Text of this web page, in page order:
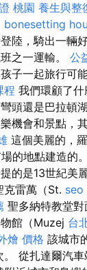
桃園 養生與整
bonesetting
陸，騎出一輛
之一運輸。 公
子一起旅行可
程 我們環顧了
頭還是巴拉頓
機會和景點，
這個美麗的，
的地點建造的。
的是13世紀美
克雷萬（St. seo
聖多納特教堂
館（Muzej 台
燴 價格 該城市
從扎達爾汽